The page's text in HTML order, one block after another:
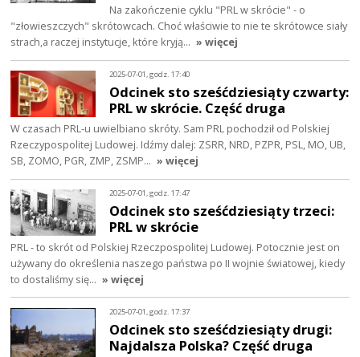
Na zakończenie cyklu "PRL w skrócie" - o
"złowieszczych" skrótowcach. Choć właściwie to nie te skrótowce siały
strach,a raczej instytucje, które kryją… » więcej
2025-07-01, godz. 17:40
Odcinek sto sześćdziesiąty czwarty:
PRL w skrócie. Część druga
W czasach PRL-u uwielbiano skróty. Sam PRL pochodził od Polskiej
Rzeczypospolitej Ludowej. Idźmy dalej: ZSRR, NRD, PZPR, PSL, MO, UB,
SB, ZOMO, PGR, ZMP, ZSMP… » więcej
2025-07-01, godz. 17:47
Odcinek sto sześćdziesiąty trzeci:
PRL w skrócie
PRL - to skrót od Polskiej Rzeczpospolitej Ludowej. Potocznie jest on
używany do określenia naszego państwa po II wojnie światowej, kiedy
to dostaliśmy się… » więcej
2025-07-01, godz. 17:37
Odcinek sto sześćdziesiąty drugi:
Najdalsza Polska? Część druga